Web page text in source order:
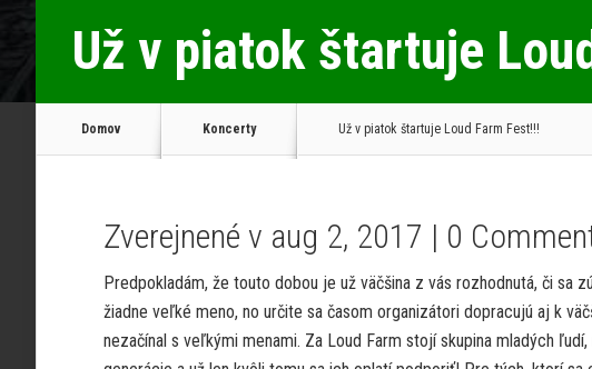
Už v piatok štartuje
Domov Koncerty Už v piatok štartuje Loud Farm Fest!!!
Zverejnené v aug 2, 2017 | 0
Predpokladám, že touto dobou je už väčšina z vás rozhodnutá, či sa
žiadne veľké meno, no určite sa časom organizátori dopracujú aj k
nezačínal s veľkými menami. Za Loud Farm stojí skupina mladých